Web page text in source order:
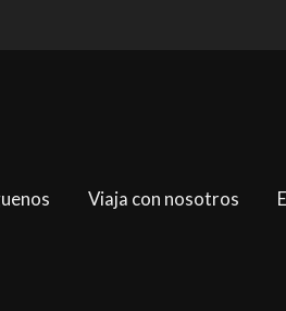
Viaja con nosotros